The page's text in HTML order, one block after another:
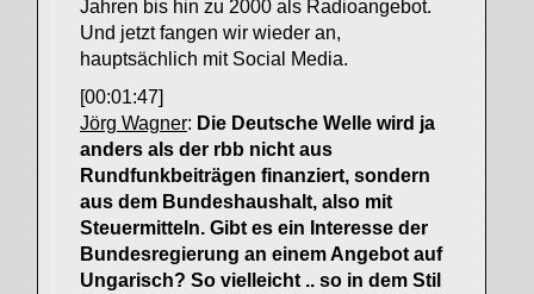
Jahren bis hin zu 2000 als Radioangebot.
Und jetzt fangen wir wieder an,
hauptsächlich mit Social Media.
[00:01:47]
Jörg Wagner: Die Deutsche Welle wird ja
anders als der rbb nicht aus
Rundfunkbeiträgen finanziert, sondern
aus dem Bundeshaushalt, also mit
Steuermitteln. Gibt es ein Interesse der
Bundesregierung an einem Angebot auf
Ungarisch? So vielleicht .. so in dem Stil